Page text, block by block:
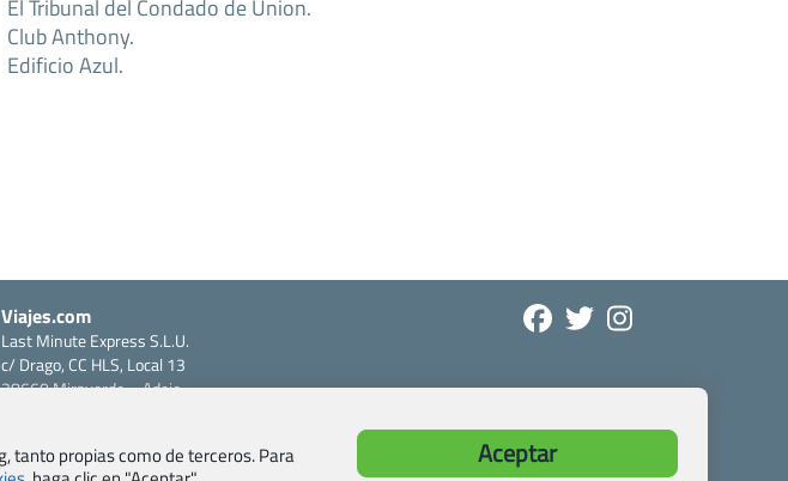
El Tribunal del Condado de Union.
Club Anthony.
Edificio Azul.
Viajes.com
Last Minute Express S.L.U.
c/ Drago, CC HLS, Local 13
38660 Miraverde – Adeje
Tfno: +34 922-97-17-27
tanto propias como de terceros. Para
Aceptar